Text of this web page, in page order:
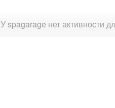
У spagarage нет активности